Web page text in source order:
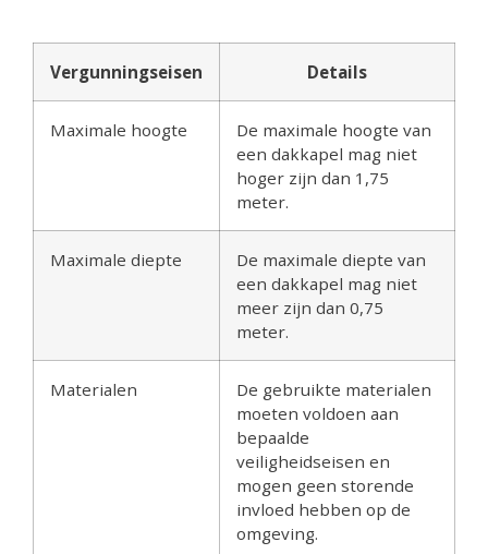
Vergunningseisen Details
Maximale hoogte
De maximale hoogte van
een dakkapel mag niet
hoger zijn dan 1,75
meter.
Maximale diepte
De maximale diepte van
een dakkapel mag niet
meer zijn dan 0,75
meter.
Materialen
De gebruikte materialen
moeten voldoen aan
bepaalde
veiligheidseisen en
mogen geen storende
invloed hebben op de
omgeving.